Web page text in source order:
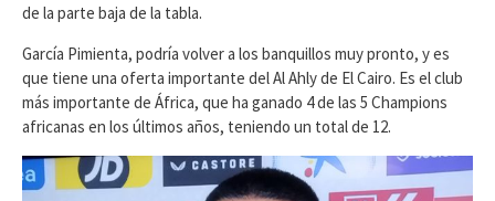
de la parte baja de la tabla.
García Pimienta, podría volver a los banquillos muy pronto, y es
que tiene una oferta importante del Al Ahly de El Cairo. Es el club
más importante de África, que ha ganado 4 de las 5 Champions
africanas en los últimos años, teniendo un total de 12.